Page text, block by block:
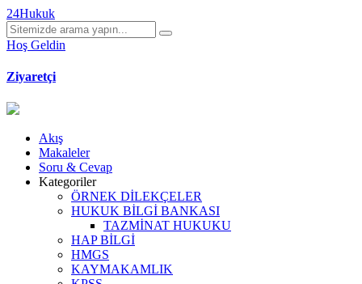
24Hukuk
Hoş Geldin
Ziyaretçi
Akış
Makaleler
Soru & Cevap
Kategoriler
ÖRNEK DİLEKÇELER
HUKUK BİLGİ BANKASI
TAZMİNAT HUKUKU
HAP BİLGİ
HMGS
KAYMAKAMLIK